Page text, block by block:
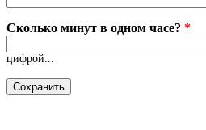
Сколько минут в одном часе? *
цифрой...